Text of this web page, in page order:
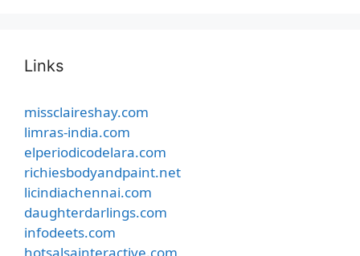
Links
missclaireshay.com
limras-india.com
elperiodicodelara.com
richiesbodyandpaint.net
licindiachennai.com
daughterdarlings.com
infodeets.com
hotsalsainteractive.com